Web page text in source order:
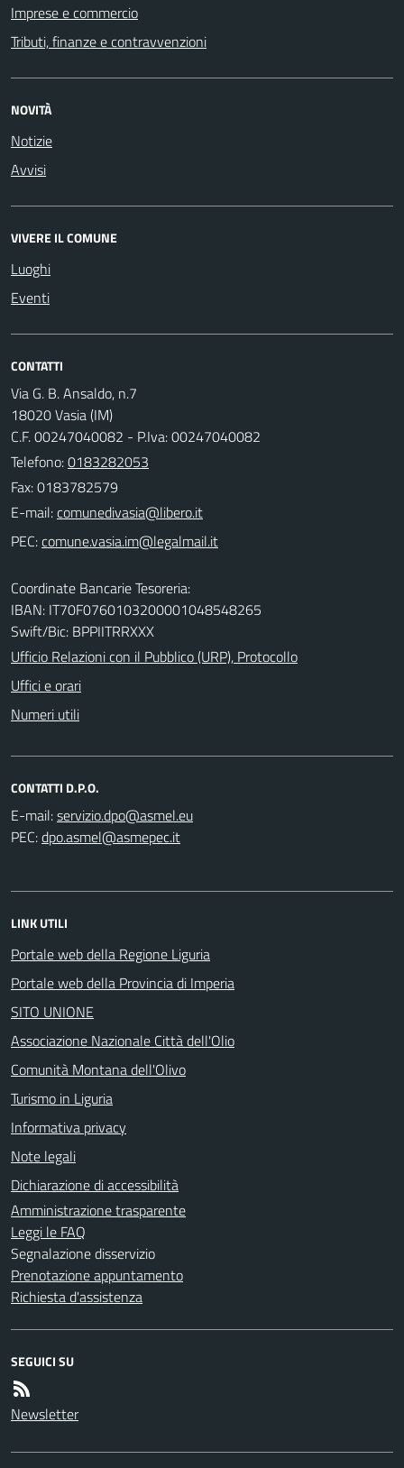
Imprese e commercio
Tributi, finanze e contravvenzioni
NOVITÀ
Notizie
Avvisi
VIVERE IL COMUNE
Luoghi
Eventi
CONTATTI
Via G. B. Ansaldo, n.7
18020 Vasia (IM)
C.F. 00247040082 - P.Iva: 00247040082
Telefono:0183282053
Fax: 0183782579
E-mail:
PEC:
Coordinate Bancarie Tesoreria:
IBAN: IT70F0760103200001048548265
Swift/Bic: BPPIITRRXXX
Ufficio Relazioni con il Pubblico (URP), Protocollo
Uffici e orari
Numeri utili
CONTATTI D.P.O.
E-mail:
PEC:
LINK UTILI
Portale web della Regione Liguria
Portale web della Provincia di Imperia
SITO UNIONE
Associazione Nazionale Città dell'Olio
Comunità Montana dell'Olivo
Turismo in Liguria
Informativa privacy
Note legali
Dichiarazione di accessibilità
Amministrazione trasparente
Leggi le FAQ
Segnalazione disservizio
Prenotazione appuntamento
Richiesta d'assistenza
SEGUICI SU
Newsletter